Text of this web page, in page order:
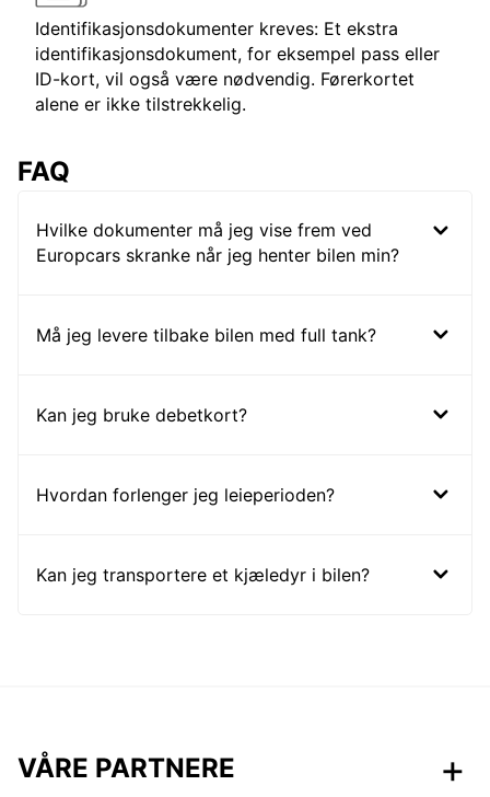
Identifikasjonsdokumenter kreves: Et ekstra
identifikasjonsdokument, for eksempel pass eller
ID-kort, vil også være nødvendig. Førerkortet
alene er ikke tilstrekkelig.
FAQ
Hvilke dokumenter må jeg vise frem ved
Europcars skranke når jeg henter bilen min?
Må jeg levere tilbake bilen med full tank?
Kan jeg bruke debetkort?
Hvordan forlenger jeg leieperioden?
Kan jeg transportere et kjæledyr i bilen?
VÅRE PARTNERE